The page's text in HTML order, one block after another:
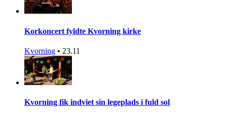
Korkoncert fyldte Kvorning kirke
Kvorning • 23.11
Kvorning fik indviet sin legeplads i fuld sol